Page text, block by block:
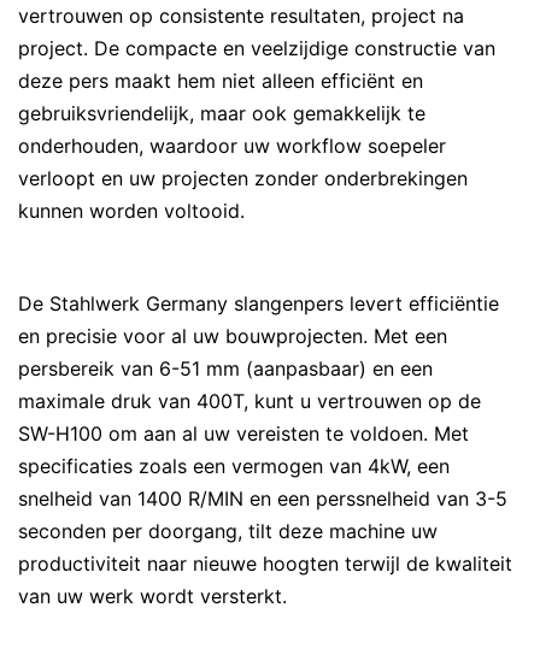
vertrouwen op consistente resultaten, project na
project. De compacte en veelzijdige constructie van
deze pers maakt hem niet alleen efficiënt en
gebruiksvriendelijk, maar ook gemakkelijk te
onderhouden, waardoor uw workflow soepeler
verloopt en uw projecten zonder onderbrekingen
kunnen worden voltooid.
De Stahlwerk Germany slangenpers levert efficiëntie
en precisie voor al uw bouwprojecten. Met een
persbereik van 6-51 mm (aanpasbaar) en een
maximale druk van 400T, kunt u vertrouwen op de
SW-H100 om aan al uw vereisten te voldoen. Met
specificaties zoals een vermogen van 4kW, een
snelheid van 1400 R/MIN en een perssnelheid van 3-5
seconden per doorgang, tilt deze machine uw
productiviteit naar nieuwe hoogten terwijl de kwaliteit
van uw werk wordt versterkt.